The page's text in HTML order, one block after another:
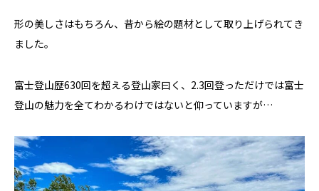
形の美しさはもちろん、昔から絵の題材として取り上げられてき
ました。
富士登山歴630回を超える登山家曰く、2.3回登っただけでは富士
登山の魅力を全てわかるわけではないと仰っていますが…